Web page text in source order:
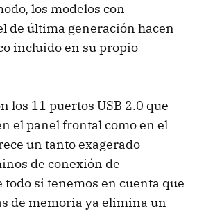
los modelos con
de última generación hacen
incluido en su propio
los 11 puertos USB 2.0 que
el panel frontal como en el
un tanto exagerado
de conexión de
si tenemos en cuenta que
de memoria ya elimina un